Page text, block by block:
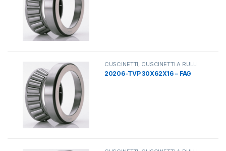
CUSCINETTI, CUSCINETTI A RULLI
20206-TVP 30X62X16 – FAG